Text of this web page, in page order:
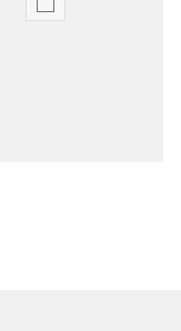
Indstillinger